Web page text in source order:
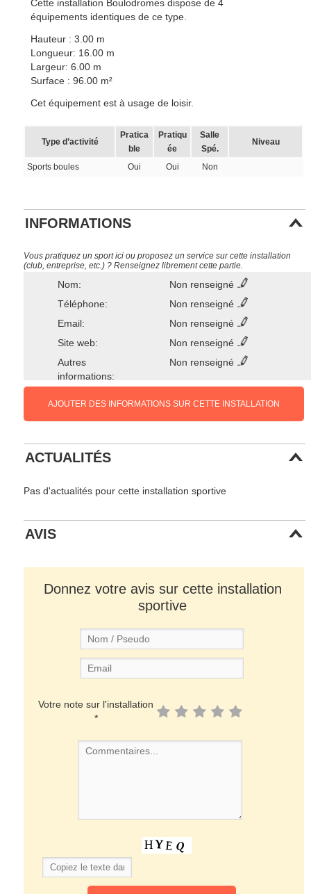
Cette installation Boulodromes dispose de 4
équipements identiques de ce type.
Hauteur : 3.00 m
Longueur: 16.00 m
Largeur: 6.00 m
Surface : 96.00 m²
Cet équipement est à usage de loisir.
Type d’activité
Pratica
ble
Pratiqu
ée
Salle
Spé.
Niveau
Sports boules Oui Oui Non
INFORMATIONS
Vous pratiquez un sport ici ou proposez un service sur cette installation
(club, entreprise, etc.) ? Renseignez librement cette partie.
Nom:
Non renseigné
Téléphone:
Non renseigné
Email:
Non renseigné
Site web:
Non renseigné
Autres
informations:
Non renseigné
AJOUTER DES INFORMATIONS SUR CETTE INSTALLATION
ACTUALITÉS
Pas d'actualités pour cette installation sportive
AVIS
Donnez votre avis sur cette installation
sportive
Votre note sur l'installation
*